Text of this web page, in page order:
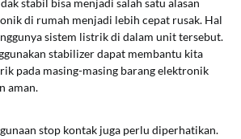
stabil bisa menjadi salah satu alasan
di rumah menjadi lebih cepat rusak. Hal
sistem listrik di dalam unit tersebut.
stabilizer dapat membantu kita
pada masing-masing barang elektronik
aman.
stop kontak juga perlu diperhatikan.